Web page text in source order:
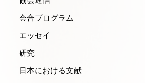
会合プログラム
エッセイ
研究
日本における文献